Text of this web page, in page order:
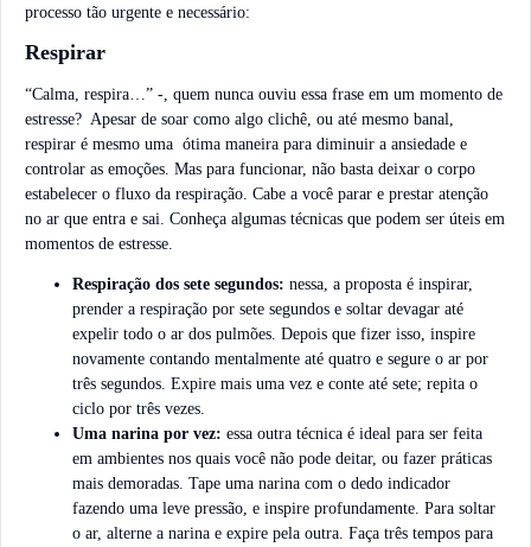
processo tão urgente e necessário:
Respirar
“Calma, respira…” -, quem nunca ouviu essa frase em um momento de
estresse? Apesar de soar como algo clichê, ou até mesmo banal,
respirar é mesmo uma ótima maneira para diminuir a ansiedade e
controlar as emoções. Mas para funcionar, não basta deixar o corpo
estabelecer o fluxo da respiração. Cabe a você parar e prestar atenção
no ar que entra e sai. Conheça algumas técnicas que podem ser úteis em
momentos de estresse.
Respiração dos sete segundos: nessa, a proposta é inspirar,
prender a respiração por sete segundos e soltar devagar até
expelir todo o ar dos pulmões. Depois que fizer isso, inspire
novamente contando mentalmente até quatro e segure o ar por
três segundos. Expire mais uma vez e conte até sete; repita o
ciclo por três vezes.
Uma narina por vez: essa outra técnica é ideal para ser feita
em ambientes nos quais você não pode deitar, ou fazer práticas
mais demoradas. Tape uma narina com o dedo indicador
fazendo uma leve pressão, e inspire profundamente. Para soltar
o ar, alterne a narina e expire pela outra. Faça três tempos para